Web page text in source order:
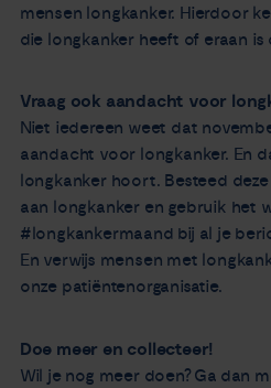
mensen longkanker. Hierdoor
die longkanker heeft of eraan is
Vraag ook aandacht voor
Niet iedereen weet dat
aandacht voor longkanker. En
longkanker hoort. Besteed
aan longkanker en gebruik het
#longkankermaand bij al je
En verwijs mensen met
onze patiëntenorganisatie.
Doe meer en collecteer!
Wil je nog meer doen? Ga dan